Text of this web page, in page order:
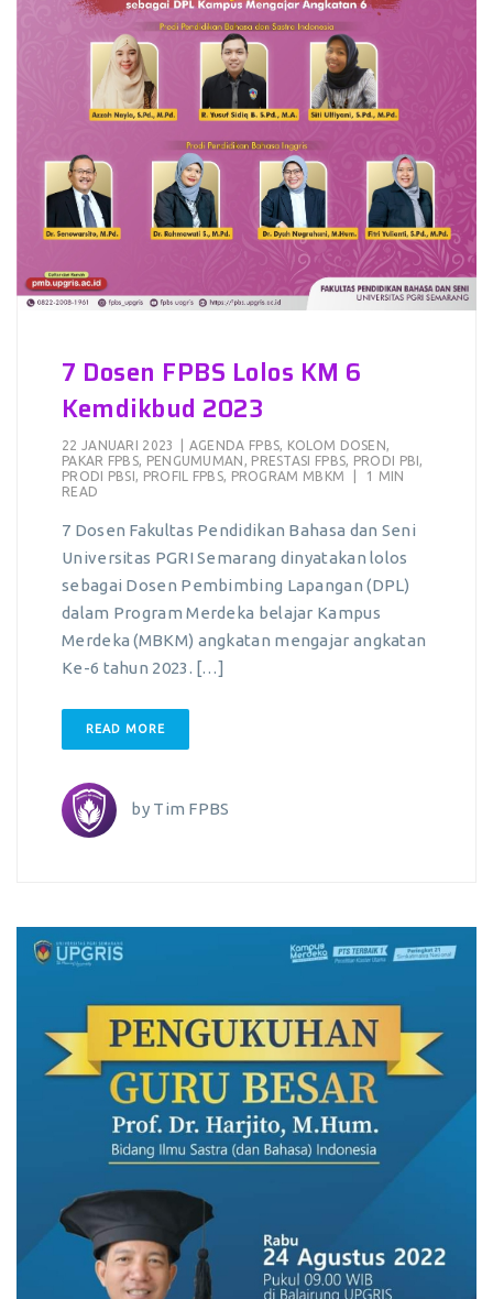
7 Dosen FPBS Lolos KM 6
Kemdikbud 2023
22 JANUARI 2023 AGENDA FPBS, KOLOM DOSEN ,
PAKAR FPBS, PENGUMUMAN , PRESTASI FPBS, PRODI PBI ,
PRODI PBSI , PROFIL FPBS, PROGRAM MBKM
1 MIN
READ
7 Dosen Fakultas Pendidikan Bahasa dan Seni
Universitas PGRI Semarang dinyatakan lolos
sebagai Dosen Pembimbing Lapangan (DPL)
dalam Program Merdeka belajar Kampus
Merdeka (MBKM) angkatan mengajar angkatan
Ke-6 tahun 2023. […]
READ MORE
by Tim FPBS